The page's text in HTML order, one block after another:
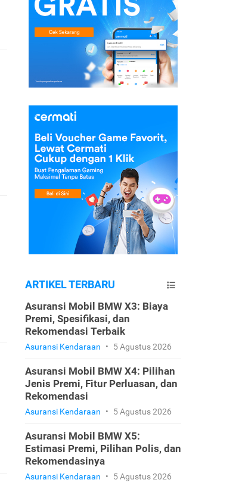
ARTIKEL TERBARU
Asuransi Mobil BMW X3: Biaya
Premi, Spesifikasi, dan
Rekomendasi Terbaik
Asuransi Kendaraan • 5 Agustus 2026
Asuransi Mobil BMW X4: Pilihan
Jenis Premi, Fitur Perluasan, dan
Rekomendasi
Asuransi Kendaraan • 5 Agustus 2026
Asuransi Mobil BMW X5:
Estimasi Premi, Pilihan Polis, dan
Rekomendasinya
Asuransi Kendaraan • 5 Agustus 2026